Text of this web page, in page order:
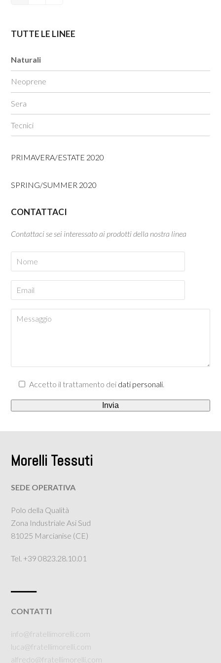
TUTTE LE LINEE
Naturali
Neoprene
Sera
Tecnici
PRIMAVERA/ESTATE 2020
SPRING/SUMMER 2020
CONTATTACI
Contattaci se sei interessato ai prodotti della nostra linea
Accetto il trattamento dei dati personali.
Morelli Tessuti
SEDE OPERATIVA
Polo della Qualità
Zona Industriale Asi Sud
81025 Marcianise (CE)
Tel. +39 0823.28.10.01
CONTATTI
info@fratellimorelli.com
luca@fratellimorelli.com
alfredo@fratellimorelli.com